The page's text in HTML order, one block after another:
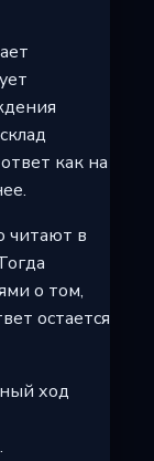
как на
читают в
о том,
остается
ход